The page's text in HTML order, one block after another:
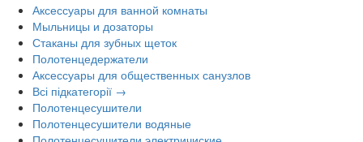
Аксессуары для ванной комнаты
Мыльницы и дозаторы
Стаканы для зубных щеток
Полотенцедержатели
Аксессуары для общественных санузлов
Всі підкатегорії →
Полотенцесушители
Полотенцесушители водяные